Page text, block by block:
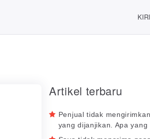
Artikel terbaru
Penjual tidak
yang dijanjikan. Apa